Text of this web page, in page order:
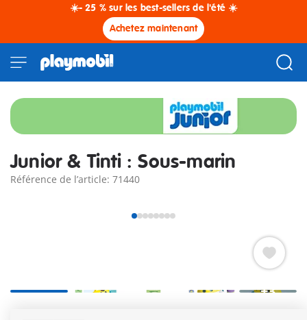
☀️- 25 % sur les best-sellers de l'été ☀️
Achetez maintenant
Junior & Tinti : Sous-marin
Référence de l’article: 71440
+3